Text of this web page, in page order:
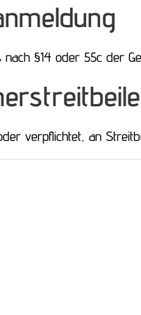
nach §14 oder 55c der
verpflichtet, an